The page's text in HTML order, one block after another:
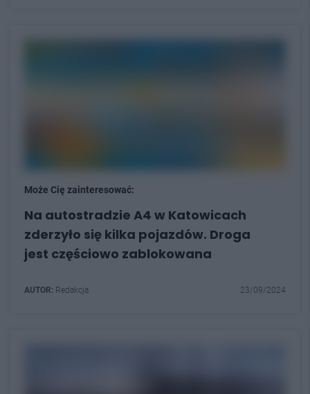
Może Cię zainteresować:
Na autostradzie A4 w Katowicach
zderzyło się kilka pojazdów. Droga
jest częściowo zablokowana
AUTOR: Redakcja 23/09/2024